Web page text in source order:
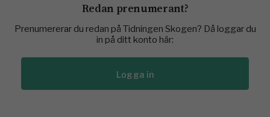
Redan prenumerant?
Prenumererar du redan på Tidningen Skogen? Då loggar du
in på ditt konto här:
Logga in